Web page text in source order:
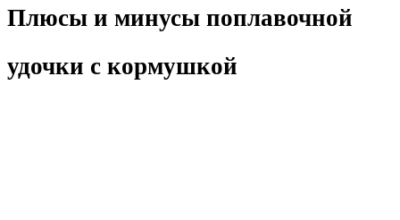
Плюсы и минусы поплавочной
удочки с кормушкой